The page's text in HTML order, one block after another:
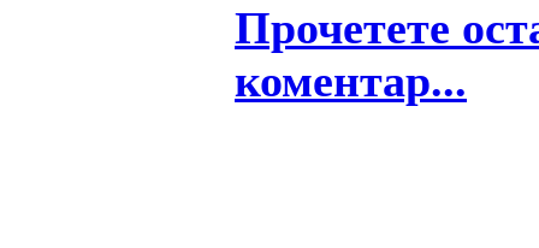
Прочетете
коментар...